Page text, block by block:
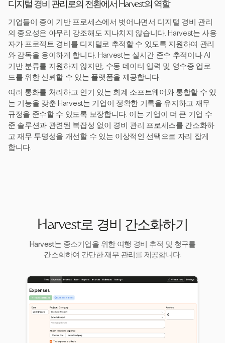
디지털 경비 관리로의 전환에서 Harvest의 역할
기업들이 종이 기반 프로세스에서 벗어나면서 디지털 경비 관리
의 중요성은 아무리 강조해도 지나치지 않습니다. Harvest는 사용
자가 프로젝트 경비를 디지털로 추적할 수 있도록 지원하여 관리
와 감독을 용이하게 합니다. Harvest는 실시간 준수 추적이나 AI
기반 분류를 지원하지 않지만, 수동 데이터 입력 및 영수증 업로
드를 위한 신뢰할 수 있는 플랫폼을 제공합니다.
여러 통화를 처리하고 인기 있는 회계 소프트웨어와 통합할 수 있
는 기능을 갖춘 Harvest는 기업이 정확한 기록을 유지하고 재무
규정을 준수할 수 있도록 보장합니다. 이는 기업이 더 큰 기업 수
준 솔루션과 관련된 복잡성 없이 경비 관리 프로세스를 간소화하
고 재무 투명성을 개선할 수 있는 이상적인 선택으로 자리 잡게
합니다.
Harvest로 경비 간소화하기
Harvest는 중소기업을 위한 여행 경비 추적 및 청구를
간소화하여 간단한 재무 관리를 제공합니다.